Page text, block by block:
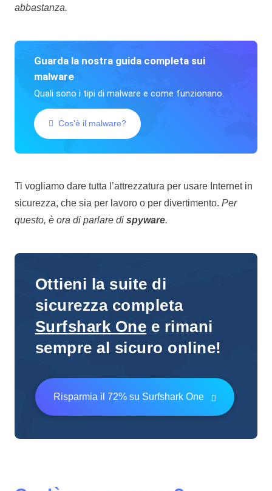
abbastanza.
Guarda la nostra guida completa sui
malware
Quali sono i tipi di malware e come funzionano.
Cos'è il malware?
Ti vogliamo dare tutta l’attrezzatura per usare Internet in
sicurezza, che sia per lavoro o per divertimento. Per
questo, è ora di parlare di spyware.
Ottieni la suite di
sicurezza completa
Surfshark One e rimani
sempre al sicuro online!
Risparmia il 72% su Surfshark One